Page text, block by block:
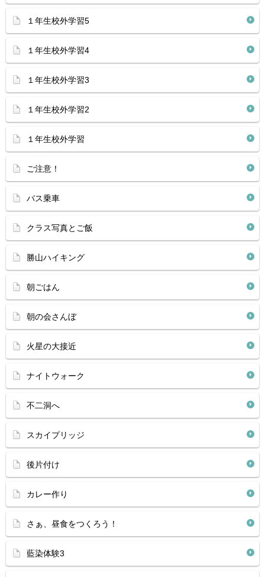
１年生校外学習5
１年生校外学習4
１年生校外学習3
１年生校外学習2
１年生校外学習
ご注意！
バス乗車
クラス写真とご飯
勝山ハイキング
朝ごはん
朝の会さんぼ
火星の大接近
ナイトウォーク
不二洞へ
スカイプリッジ
後片付け
カレー作り
さぁ、昼食をつくろう！
藍染体験3